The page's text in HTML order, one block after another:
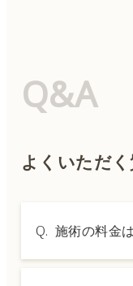
Q&A
よくいただ
Q. 施術の料金